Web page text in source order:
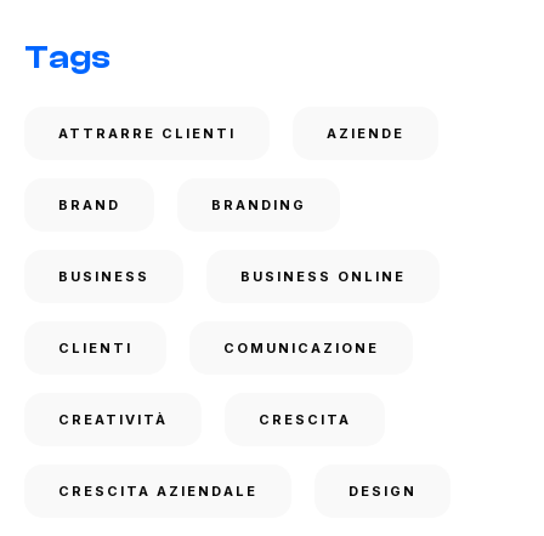
Tags
ATTRARRE CLIENTI AZIENDE
BRAND BRANDING
BUSINESS BUSINESS ONLINE
CLIENTI COMUNICAZIONE
CREATIVITÀ CRESCITA
CRESCITA AZIENDALE DESIGN